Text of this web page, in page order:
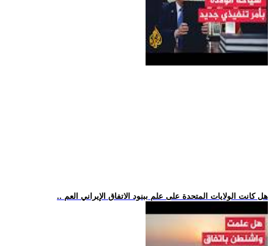
.. هل كانت الولايات المتحدة على علم ببنود الاتفاق الإيراني العم